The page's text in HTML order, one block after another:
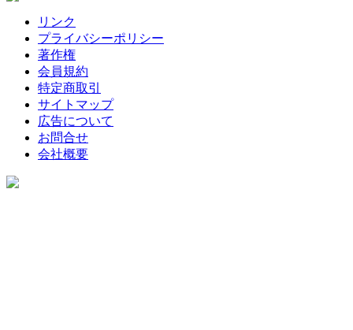
リンク
プライバシーポリシー
著作権
会員規約
特定商取引
サイトマップ
広告について
お問合せ
会社概要